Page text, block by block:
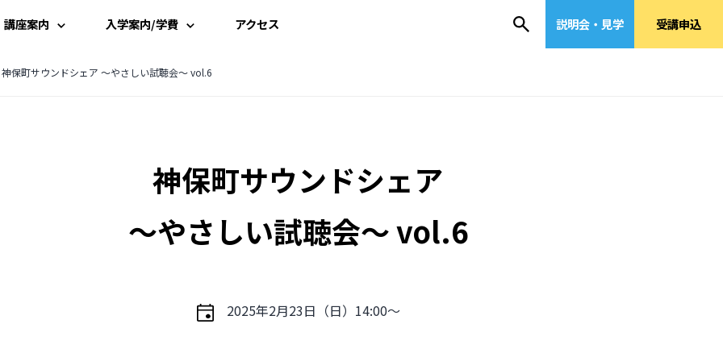
講座案内
講座一覧
入学案内/学費
入学案内
説明会・見学
アクセス 説明会・見学 受講申込
神保町サウンドシェア 〜やさしい試聴会〜 vol.6
神保町サウンドシェア
〜やさしい試聴会〜 vol.6
2025年2月23日（日）14:00〜